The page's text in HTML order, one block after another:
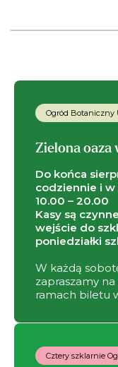
Ogród Botaniczny
Zielona oaza
Do końca
codziennie i
10.00 – 20.00
Kasy są
wejście do
poniedziałki
W każdą
zapraszamy na
ramach biletu
Cztery szklarnie